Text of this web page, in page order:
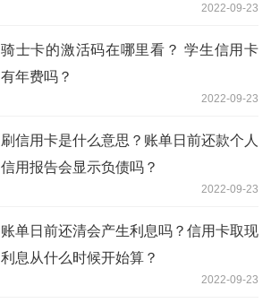
2022-09-23
骑士卡的激活码在哪里看？ 学生信用卡
有年费吗？
2022-09-23
刷信用卡是什么意思？账单日前还款个人
信用报告会显示负债吗？
2022-09-23
账单日前还清会产生利息吗？信用卡取现
利息从什么时候开始算？
2022-09-23